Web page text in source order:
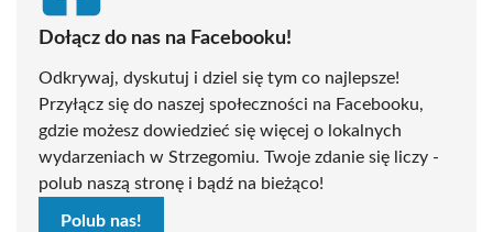
Dołącz do nas na Facebooku!
Odkrywaj, dyskutuj i dziel się tym co najlepsze!
Przyłącz się do naszej społeczności na Facebooku,
gdzie możesz dowiedzieć się więcej o lokalnych
wydarzeniach w Strzegomiu. Twoje zdanie się liczy -
polub naszą stronę i bądź na bieżąco!
Polub nas!